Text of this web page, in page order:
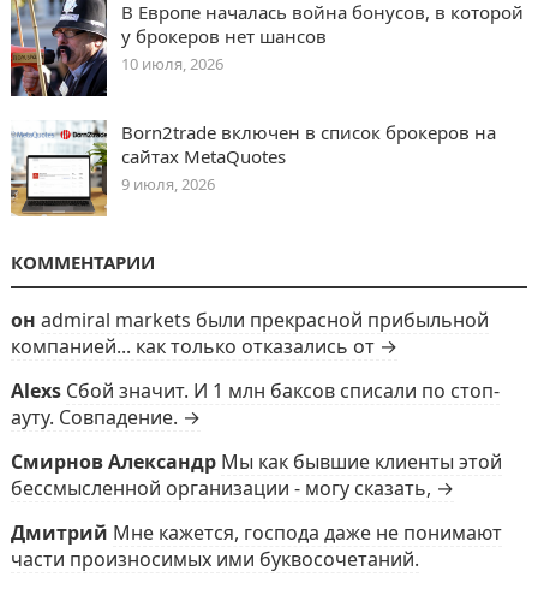
В Европе началась война бонусов, в которой
у брокеров нет шансов
10 июля, 2026
Born2trade включен в список брокеров на
сайтах MetaQuotes
9 июля, 2026
КОММЕНТАРИИ
он admiral markets были прекрасной прибыльной
компанией... как только отказались от →
Alexs Сбой значит. И 1 млн баксов списали по стоп-
ауту. Совпадение. →
Смирнов Александр Мы как бывшие клиенты этой
бессмысленной организации - могу сказать, →
Дмитрий Мне кажется, господа даже не понимают
части произносимых ими буквосочетаний.